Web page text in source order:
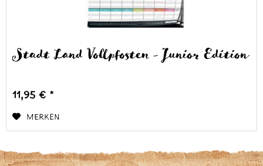
Stadt Land Vollpfosten - Junior Edition
11,95 € *
Merken